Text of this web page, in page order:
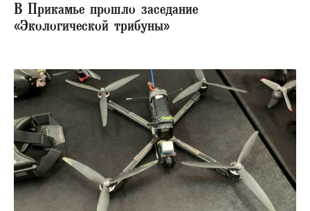
В Прикамье прошло заседание
«Экологической трибуны»